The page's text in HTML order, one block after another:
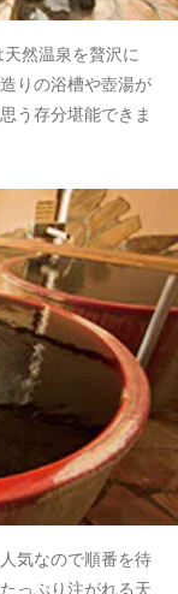
然温泉を贅沢に
りの浴槽や壺湯が
う存分堪能できま
気なので順番を待
っぷり注がれる天